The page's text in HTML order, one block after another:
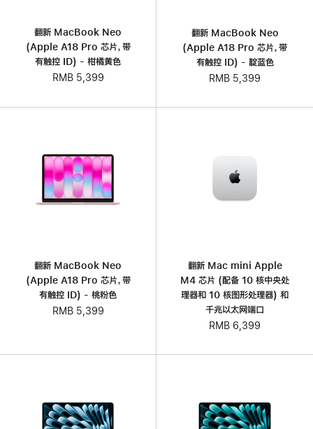
翻新 MacBook Neo
(Apple A18 Pro 芯片，带
有触控 ID) - 柑橘黄色
RMB 5,399
翻新 MacBook Neo
(Apple A18 Pro 芯片，带
有触控 ID) - 靛蓝色
RMB 5,399
翻新 MacBook Neo
(Apple A18 Pro 芯片，带
有触控 ID) - 桃粉色
RMB 5,399
翻新 Mac mini Apple
M4 芯片 (配备 10 核中央处
理器和 10 核图形处理器) 和
千兆以太网端口
RMB 6,399